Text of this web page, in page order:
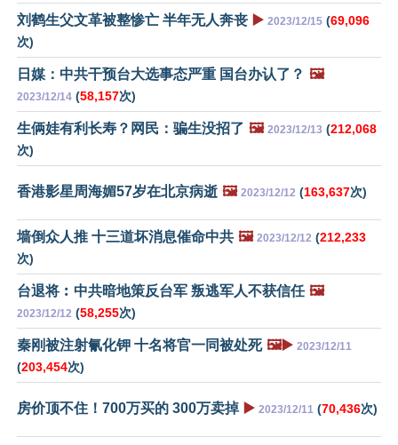
刘鹤生父文革被整惨亡 半年无人奔丧 ▶️ 2023/12/15 (69,096
次)
日媒：中共干预台大选事态严重 国台办认了？ 🖼️
2023/12/14 (58,157次)
生俩娃有利长寿？网民：骗生没招了 🖼️ 2023/12/13 (212,068
次)
香港影星周海媚57岁在北京病逝 🖼️ 2023/12/12 (163,637次)
墙倒众人推 十三道坏消息催命中共 🖼️ 2023/12/12 (212,233
次)
台退将︰中共暗地策反台军 叛逃军人不获信任 🖼️
2023/12/12 (58,255次)
秦刚被注射氰化钾 十名将官一同被处死 🖼️▶️ 2023/12/11
(203,454次)
房价顶不住！700万买的 300万卖掉 ▶️ 2023/12/11 (70,436次)